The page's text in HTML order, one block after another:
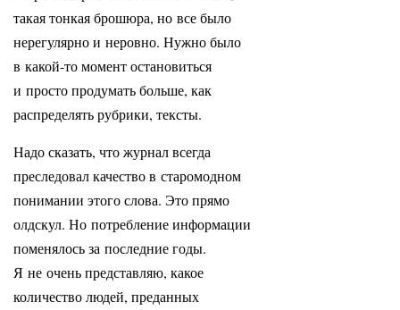
такая тонкая брошюра, но все было
нерегулярно и неровно. Нужно было
в какой-то момент остановиться
и просто продумать больше, как
распределять рубрики, тексты.
Надо сказать, что журнал всегда
преследовал качество в старомодном
понимании этого слова. Это прямо
олдскул. Но потребление информации
поменялось за последние годы.
Я не очень представляю, какое
количество людей, преданных